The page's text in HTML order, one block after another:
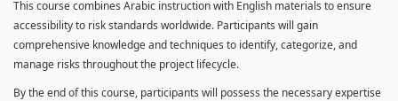
This course combines Arabic instruction with English materials to ensure
accessibility to risk standards worldwide. Participants will gain
comprehensive knowledge and techniques to identify, categorize, and
manage risks throughout the project lifecycle.
By the end of this course, participants will possess the necessary expertise